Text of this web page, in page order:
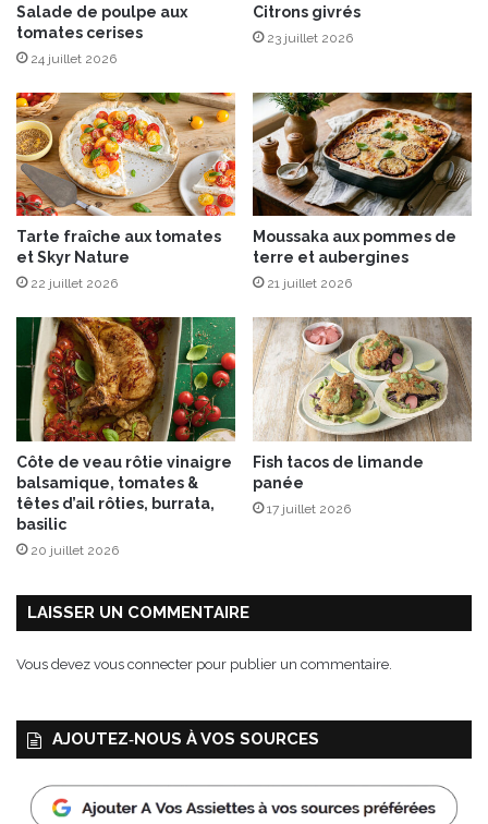
r
e
d
h
i
v
e
r
»
r
e
a
x
&
p
a
r
m
e
s
a
Salade de poulpe aux
tomates cerises
24 juillet 2026
Citrons givrés
23 juillet 2026
Tarte fraîche aux tomates
et Skyr Nature
22 juillet 2026
Moussaka aux pommes de
terre et aubergines
21 juillet 2026
Côte de veau rôtie vinaigre
balsamique, tomates &
têtes d’ail rôties, burrata,
basilic
20 juillet 2026
Fish tacos de limande
panée
17 juillet 2026
LAISSER UN COMMENTAIRE
Vous devez vous connecter pour publier un commentaire.
AJOUTEZ‑NOUS À VOS SOURCES